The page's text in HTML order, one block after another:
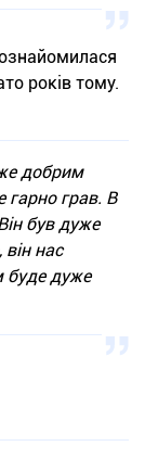
років тому.
добрим
гарно грав. В
був дуже
нас
буде дуже